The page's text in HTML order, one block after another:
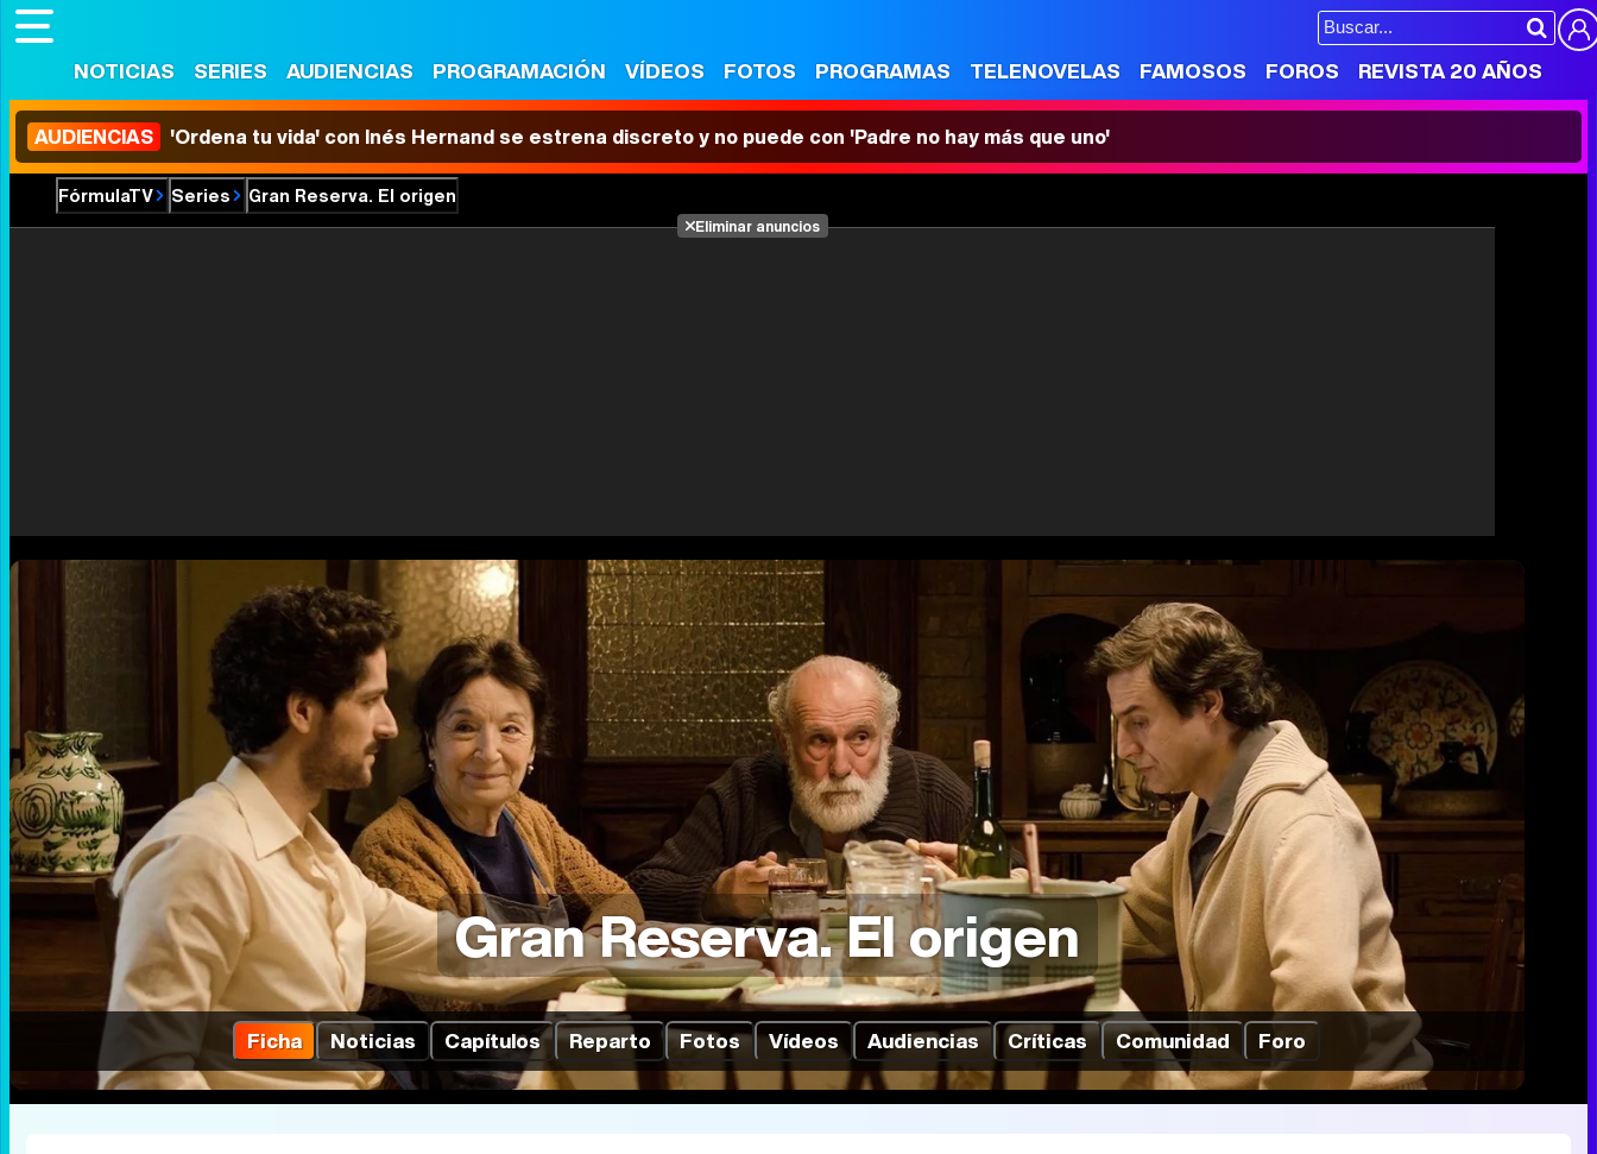
NOTICIAS SERIES AUDIENCIAS PROGRAMACIÓN VÍDEOS FOTOS PROGRAMAS TELENOVELAS FAMOSOS FOROS REVISTA 20 AÑOS
AUDIENCIAS 'Ordena tu vida' con Inés Hernand se estrena discreto y no puede con 'Padre no hay más que uno'
FórmulaTV Series Gran Reserva. El origen
Eliminar anuncios
Gran Reserva. El origen
Ficha Noticias Capítulos Reparto Fotos Vídeos Audiencias Críticas Comunidad Foro